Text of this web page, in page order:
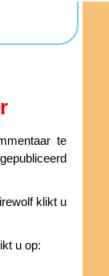
te
klikt u
u op: